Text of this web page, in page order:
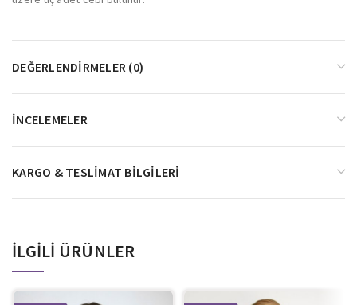
DEĞERLENDIRMELER (0)
İNCELEMELER
KARGO & TESLIMAT BILGILERI
İLGILI ÜRÜNLER